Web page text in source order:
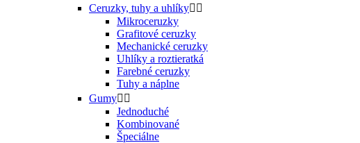
Ceruzky, tuhy a uhlíky 
Mikroceruzky
Grafitové ceruzky
Mechanické ceruzky
Uhlíky a roztieratká
Farebné ceruzky
Tuhy a náplne
Gumy 
Jednoduché
Kombinované
Špeciálne